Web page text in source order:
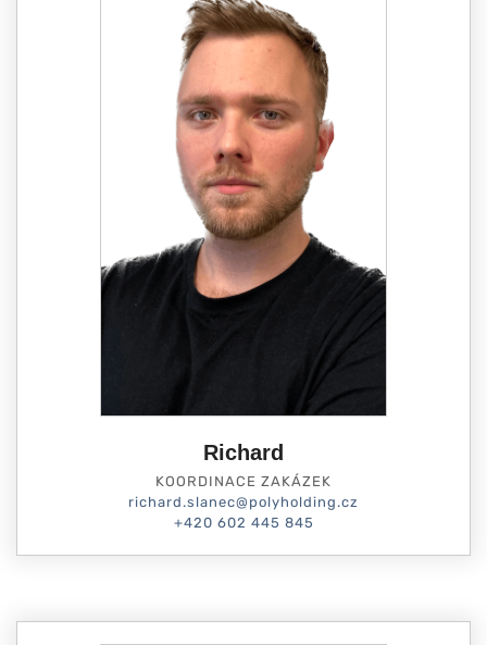
Richard
KOORDINACE ZAKÁZEK
richard.slanec@polyholding.cz
+420 602 445 845